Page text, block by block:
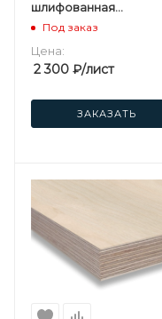
шлифованная
березовая
Под заказ
Цена:
2 300 ₽/лист
ЗАКАЗАТЬ